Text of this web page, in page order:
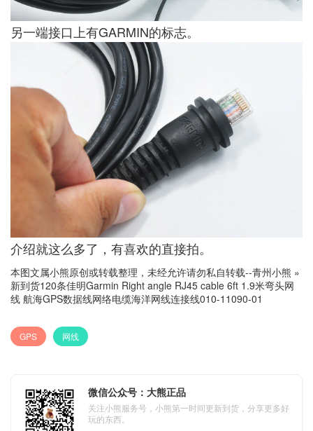
另一端接口上有GARMIN的标志。
介绍就这么多了，有喜欢的直接拍。
本图文属小熊原创或转载整理，未经允许请勿私自转载--青州小熊 »
新到货120条佳明Garmin Right angle RJ45 cable 6ft 1.9米弯头网
线 航海GPS数据线网络电缆海洋网线连接线010-11090-01
GPS 网线
微信公众号：大熊正品
关注小熊服务号，小熊第一时间更新到货，分享更多好
玩的东西。